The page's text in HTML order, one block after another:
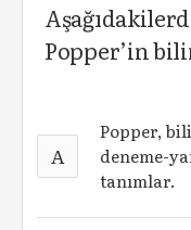
Popper’in
A
Popper,
deneme-
tanımlar.